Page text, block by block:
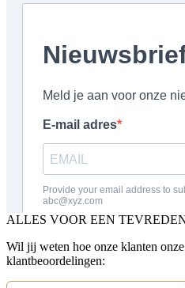
ALLES VOOR EEN
Wil jij weten hoe onze klanten
klantbeoordelingen: